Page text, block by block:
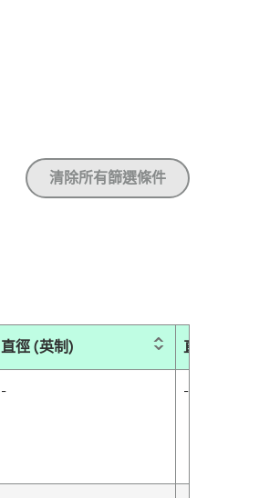
清除所有篩選條件
直徑 (英制) 直徑 (公制)
- -